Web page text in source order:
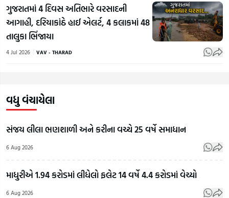
ગુજરાતમાં 4 દિવસ અતિભારે વરસાદની
આગાહી, દરિયાકાંઠે હાઈ એલર્ટ, 4 કલાકમાં 48
તાલુકા ભિંજાયા
4 Jul 2026 VAV - THARAD
વધુ વંચાયેલા
સંજય લીલા ભણશાળી અને કરીના વચ્ચે 25 વર્ષે સમાધાન
6 Aug 2026
માધુરીએ 1.94 કરોડમાં લીધેલો ફલેટ 14 વર્ષે 4.4 કરોડમાં વેચ્યો
6 Aug 2026